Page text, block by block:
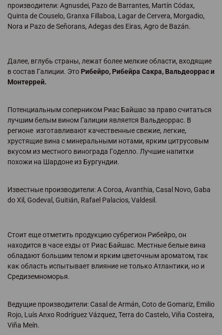
производители: Agnusdei, Pazo de Barrantes, Martín Códax,
Quinta de Couselo, Granxa Fillaboa, Lagar de Cervera, Morgadio,
Nora и Pazo de Señorans, Adegas des Eiras, Agro de Bazán.
Далее, вглубь страны, лежат более мелкие области, входящие
в состав Галиции. Это Рибейро, Рибейра Сакра, Вальдеоррас и
Монтеррей.
Потенциальным соперником Риас Байшас за право считаться
лучшим белым вином Галиции является Вальдеоррас. В
регионе изготавливают качественные свежие, легкие,
хрустящие вина с минеральными нотами, ярким цитрусовым
вкусом из местного винограда Годелло. Лучшие напитки
похожи на Шардоне из Бургундии.
Известные производители: A Coroa, Avanthia, Casal Novo, Gaba
do Xil, Godeval, Guitián, Rafael Palacios, Valdesil.
Стоит еще отметить продукцию субрегион Рибейро, он
находится в часе езды от Риас Байшас. Местные белые вина
обладают большим телом и ярким цветочным ароматом, так
как область испытывает влияние не только Атлантики, но и
Средиземноморья.
Ведущие производители: Casal de Armán, Coto de Gomariz, Emilio
Rojo, Luís Anxo Rodríguez Vázquez, Terra do Castelo, Viña Costeira,
Viña Meín.